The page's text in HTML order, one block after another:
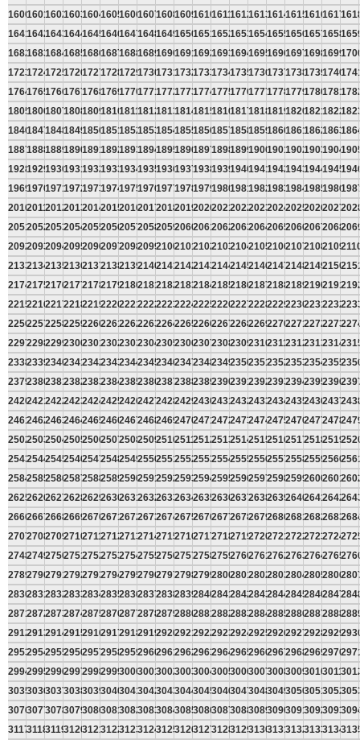
160016011602160316041605160616071608160916101611161216131614161516161617
164116421643164416451646164716481649165016511652165316541655165616571658
168216831684168516861687168816891690169116921693169416951696169716981699
172317241725172617271728172917301731173217331734173517361737173817391740
176417651766176717681769177017711772177317741775177617771778177917801781
180518061807180818091810181118121813181418151816181718181819182018211822
184618471848184918501851185218531854185518561857185818591860186118621863
188718881889189018911892189318941895189618971898189919001901190219031904
192819291930193119321933193419351936193719381939194019411942194319441945
196919701971197219731974197519761977197819791980198119821983198419851986
201020112012201320142015201620172018201920202021202220232024202520262027
205120522053205420552056205720582059206020612062206320642065206620672068
209220932094209520962097209820992100210121022103210421052106210721082109
213321342135213621372138213921402141214221432144214521462147214821492150
217421752176217721782179218021812182218321842185218621872188218921902191
221522162217221822192220222122222223222422252226222722282229223022312232
225622572258225922602261226222632264226522662267226822692270227122722273
229722982299230023012302230323042305230623072308230923102311231223132314
233823392340234123422343234423452346234723482349235023512352235323542355
237923802381238223832384238523862387238823892390239123922393239423952396
242024212422242324242425242624272428242924302431243224332434243524362437
246124622463246424652466246724682469247024712472247324742475247624772478
250225032504250525062507250825092510251125122513251425152516251725182519
254325442545254625472548254925502551255225532554255525562557255825592560
258425852586258725882589259025912592259325942595259625972598259926002601
262526262627262826292630263126322633263426352636263726382639264026412642
266626672668266926702671267226732674267526762677267826792680268126822683
270727082709271027112712271327142715271627172718271927202721272227232724
274827492750275127522753275427552756275727582759276027612762276327642765
278927902791279227932794279527962797279827992800280128022803280428052806
283028312832283328342835283628372838283928402841284228432844284528462847
287128722873287428752876287728782879288028812882288328842885288628872888
291229132914291529162917291829192920292129222923292429252926292729282929
295329542955295629572958295929602961296229632964296529662967296829692970
299429952996299729982999300030013002300330043005300630073008300930103011
303530363037303830393040304130423043304430453046304730483049305030513052
307630773078307930803081308230833084308530863087308830893090309130923093
311731183119312031213122312331243125312631273128312931303131313231333134